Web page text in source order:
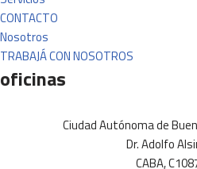
CONTACTO
Nosotros
TRABAJÁ CON NOSOTROS
oficinas
Ciudad Autónoma de
Dr. Adolfo
CABA,